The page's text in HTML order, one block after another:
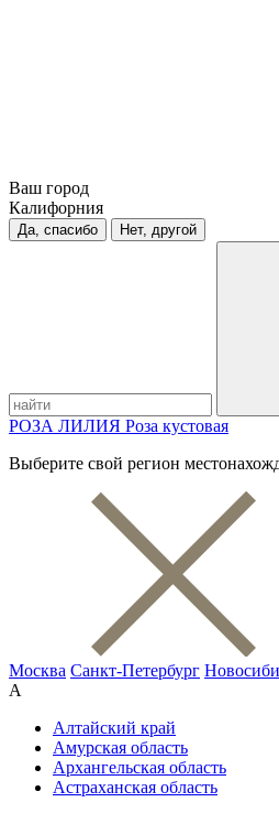
Ваш город
Калифорния
Да, спасибо Нет, другой
РОЗА ЛИЛИЯ Роза кустовая
Выберите свой регион
Москва Санкт-Петербург
А
Алтайский край
Амурская область
Архангельская область
Астраханская область